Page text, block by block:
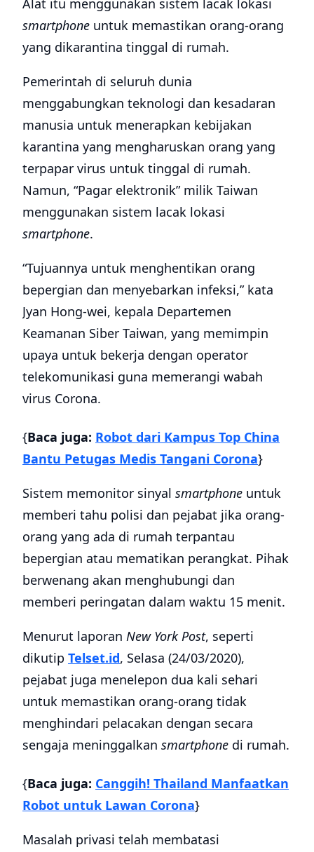
Alat itu menggunakan sistem lacak lokasi
smartphone untuk memastikan orang-orang
yang dikarantina tinggal di rumah.
Pemerintah di seluruh dunia
menggabungkan teknologi dan kesadaran
manusia untuk menerapkan kebijakan
karantina yang mengharuskan orang yang
terpapar virus untuk tinggal di rumah.
Namun, “Pagar elektronik” milik Taiwan
menggunakan sistem lacak lokasi
smartphone.
“Tujuannya untuk menghentikan orang
bepergian dan menyebarkan infeksi,” kata
Jyan Hong-wei, kepala Departemen
Keamanan Siber ​​Taiwan, yang memimpin
upaya untuk bekerja dengan operator
telekomunikasi guna memerangi wabah
virus Corona.
{Baca juga: Robot dari Kampus Top China
Bantu Petugas Medis Tangani Corona}
Sistem memonitor sinyal smartphone untuk
memberi tahu polisi dan pejabat jika orang-
orang yang ada di rumah terpantau
bepergian atau mematikan perangkat. Pihak
berwenang akan menghubungi dan
memberi peringatan dalam waktu 15 menit.
Menurut laporan New York Post, seperti
dikutip Telset.id, Selasa (24/03/2020),
pejabat juga menelepon dua kali sehari
untuk memastikan orang-orang tidak
menghindari pelacakan dengan secara
sengaja meninggalkan smartphone di rumah.
{Baca juga: Canggih! Thailand Manfaatkan
Robot untuk Lawan Corona}
Masalah privasi telah membatasi